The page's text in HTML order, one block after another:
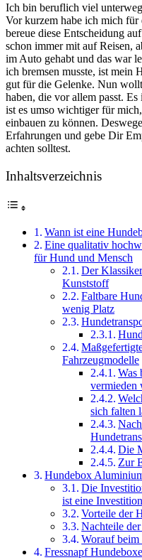
Ich bin beruflich viel
Vor kurzem habe ich mich für
bereue diese Entscheidung
schon immer mit auf Reisen,
im Auto gehabt und das war
ich bremsen musste, ist mein
gut für die Gelenke. Nun
haben, die vor allem passt.
ist es umso wichtiger für
einbauen zu können.
Erfahrungen und gebe Dir
achten solltest.
Inhaltsverzeichnis
Wann ist eine
Eine qualitativ
für Hund und Mensch
Der
Kunststoff
Faltbare
wenig Platz
Fahrzeugmodelle
Was
vermieden
sich falten
Die
Zur
Hundebox
Die
ist eine
Vorteile der
Nachteile
Worauf beim
Fressnapf